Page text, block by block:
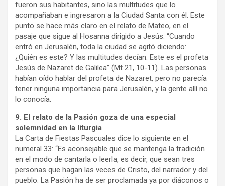
fueron sus habitantes, sino las multitudes que lo
acompañaban e ingresaron a la Ciudad Santa con él. Este
punto se hace más claro en el relato de Mateo, en el
pasaje que sigue al Hosanna dirigido a Jesús: “Cuando
entró en Jerusalén, toda la ciudad se agitó diciendo:
¿Quién es este? Y las multitudes decían: Este es el profeta
Jesús de Nazaret de Galilea” (Mt 21, 10-11). Las personas
habían oído hablar del profeta de Nazaret, pero no parecía
tener ninguna importancia para Jerusalén, y la gente allí no
lo conocía.
9. El relato de la Pasión goza de una especial
solemnidad en la liturgia
La Carta de Fiestas Pascuales dice lo siguiente en el
numeral 33: “Es aconsejable que se mantenga la tradición
en el modo de cantarla o leerla, es decir, que sean tres
personas que hagan las veces de Cristo, del narrador y del
pueblo. La Pasión ha de ser proclamada ya por diáconos o